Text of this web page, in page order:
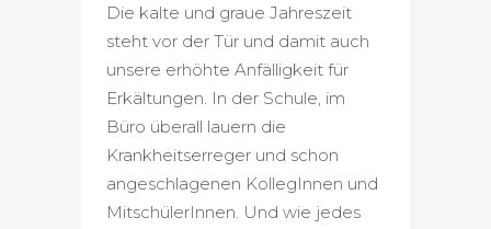
Die kalte und graue Jahreszeit
steht vor der Tür und damit auch
unsere erhöhte Anfälligkeit für
Erkältungen. In der Schule, im
Büro überall lauern die
Krankheitserreger und schon
angeschlagenen KollegInnen und
MitschülerInnen. Und wie jedes